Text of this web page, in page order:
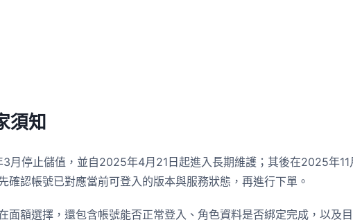
須知
月停止儲值，並自2025年4月21日起進入長期維護；其後在2025年11
確認帳號已對應當前可登入的版本與服務狀態，再進行下單。
面額選擇，還包含帳號能否正常登入、角色資料是否綁定完成，以及